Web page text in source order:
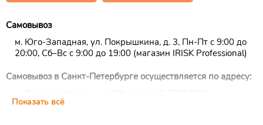
Самовывоз
м. Юго-Западная, ул. Покрышкина, д. 3, Пн-Пт с 9:00 до
20:00, Сб–Вс с 9:00 до 19:00 (магазин IRISK Professional)
Самовывоз в Санкт-Петербурге осуществляется по адресу:
цокольный этаж, ежедневно с 10:00 до 22:00 (магазин
Показать всё